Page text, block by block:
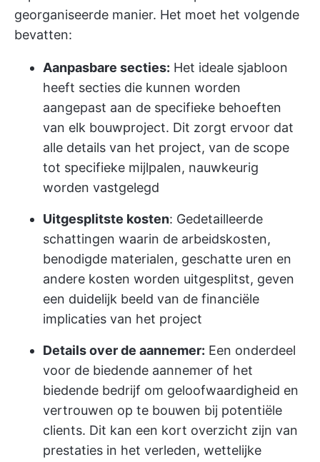
georganiseerde manier. Het moet het volgende
bevatten:
Aanpasbare secties: Het ideale sjabloon
heeft secties die kunnen worden
aangepast aan de specifieke behoeften
van elk bouwproject. Dit zorgt ervoor dat
alle details van het project, van de scope
tot specifieke mijlpalen, nauwkeurig
worden vastgelegd
Uitgesplitste kosten: Gedetailleerde
schattingen waarin de arbeidskosten,
benodigde materialen, geschatte uren en
andere kosten worden uitgesplitst, geven
een duidelijk beeld van de financiële
implicaties van het project
Details over de aannemer: Een onderdeel
voor de biedende aannemer of het
biedende bedrijf om geloofwaardigheid en
vertrouwen op te bouwen bij potentiële
clients. Dit kan een kort overzicht zijn van
prestaties in het verleden, wettelijke